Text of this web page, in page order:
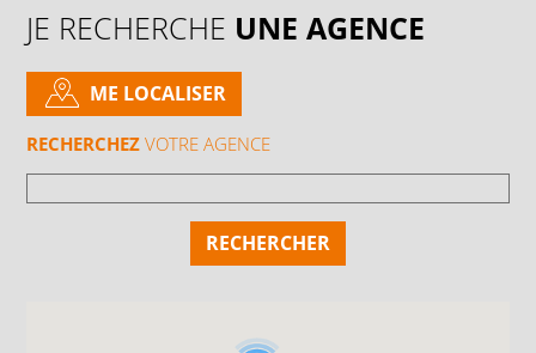
JE RECHERCHE UNE AGENCE
RECHERCHEZ VOTRE AGENCE
ME LOCALISER